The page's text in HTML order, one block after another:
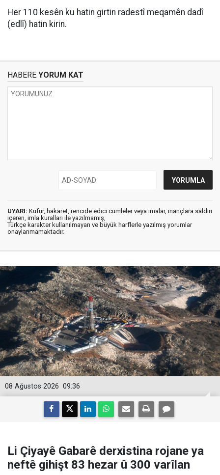
Her 110 kesên ku hatin girtin radestî meqamên dadî
(edlî) hatin kirin.
HABERE YORUM KAT
UYARI: Küfür, hakaret, rencide edici cümleler veya imalar, inançlara saldırı
içeren, imla kuralları ile yazılmamış,
Türkçe karakter kullanılmayan ve büyük harflerle yazılmış yorumlar
onaylanmamaktadır.
09:36
08 Ağustos 2026
Li Çiyayê Gabarê derxistina rojane ya
neftê gihişt 83 hezar û 300 varîlan